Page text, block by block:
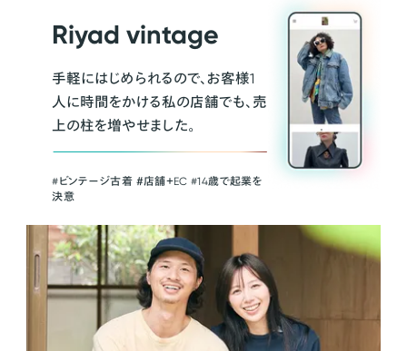
Riyad vintage
手軽にはじめられるので、お客様1
人に時間をかける私の店舗でも、売
上の柱を増やせました。
#ビンテージ古着 ＃店舗＋EC #14歳で起業を
決意